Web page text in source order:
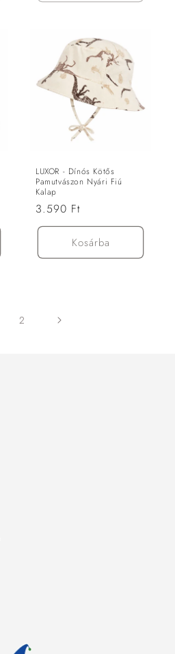
LUXOR - Dínós Kötős
Pamutvászon Nyári Fiú
Kalap
Normál
ár
3.590 Ft
Kosárba
2